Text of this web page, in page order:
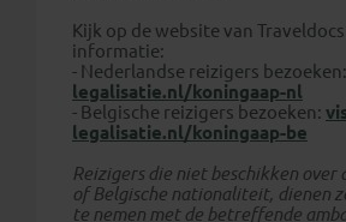
Kijk op de website van
informatie:
- Nederlandse reizigers bezoeken:
legalisatie.nl/koningaap-nl
- Belgische reizigers bezoeken:
legalisatie.nl/koningaap-be
Reizigers die niet beschikken over
of Belgische nationaliteit, dienen
te nemen met de betreffende